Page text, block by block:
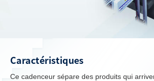
Caractéristiques
Ce cadenceur sépare des produits qui